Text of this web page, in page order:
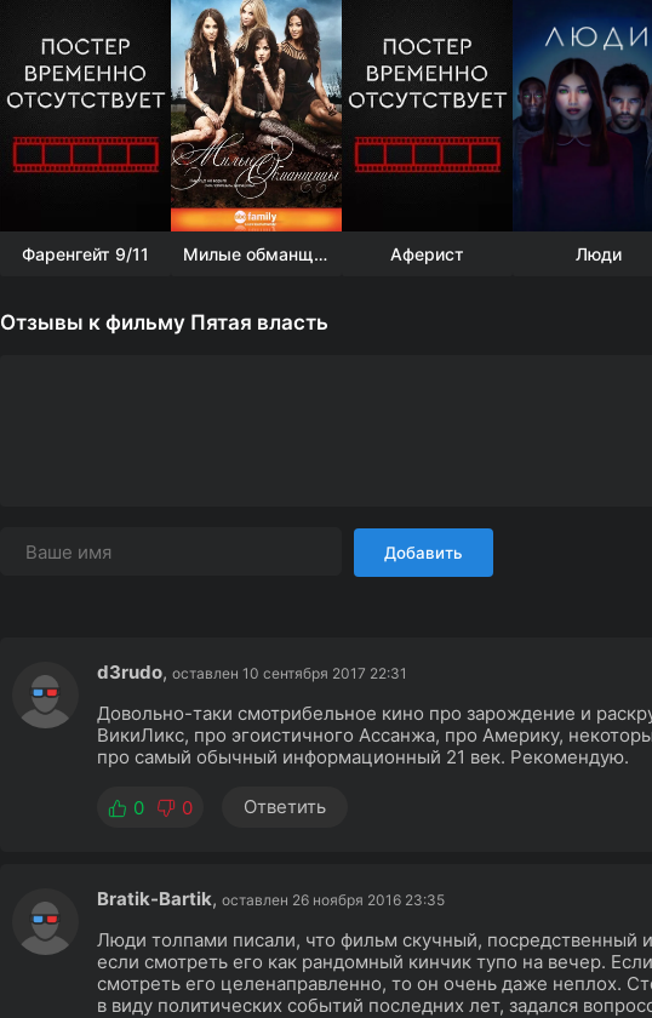
Фаренгейт 9/11 Милые обманщицы Аферист Люди
Отзывы к фильму Пятая власть
Добавить
d3rudo, оставлен 10 сентября 2017 22:31
Довольно-таки смотрибельное кино про зарождение и
ВикиЛикс, про эгоистичного Ассанжа, про Америку,
про самый обычный информационный 21 век. Рекомендую.
0 0 Ответить
Bratik-Bartik, оставлен 26 ноября 2016 23:35
Люди толпами писали, что фильм скучный, посредственный
если смотреть его как рандомный кинчик тупо на вечер.
смотреть его целенаправленно, то он очень даже неплох.
в виду политических событий последних лет, задался